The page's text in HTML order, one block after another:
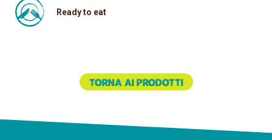
Ready to eat
Torna ai prodotti